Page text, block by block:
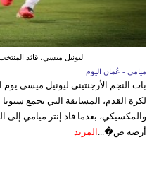
ليونيل ميسي، قائد
ميامي - عُمان اليوم
بات النجم الأرجنتيني ليونيل ميسي
لكرة القدم، المسابقة التي تجمع سنويا
أرضه ض�...
المزيد